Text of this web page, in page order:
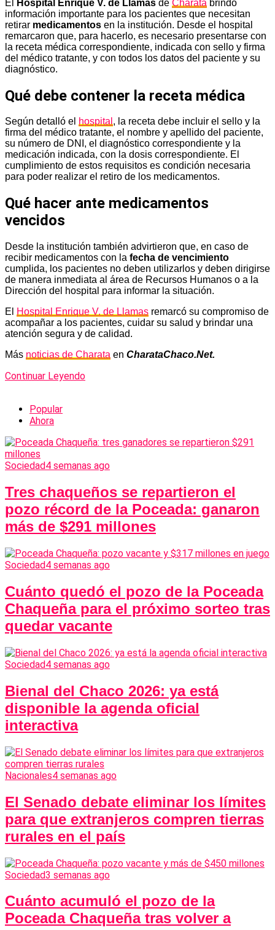
El Hospital Enrique V. de Llamas de Charata brindó
información importante para los pacientes que necesitan
retirar medicamentos en la institución. Desde el hospital
remarcaron que, para hacerlo, es necesario presentarse con
la receta médica correspondiente, indicada con sello y firma
del médico tratante, y con todos los datos del paciente y su
diagnóstico.
Qué debe contener la receta médica
Según detalló el hospital, la receta debe incluir el sello y la
firma del médico tratante, el nombre y apellido del paciente,
su número de DNI, el diagnóstico correspondiente y la
medicación indicada, con la dosis correspondiente. El
cumplimiento de estos requisitos es condición necesaria
para poder realizar el retiro de los medicamentos.
Qué hacer ante medicamentos
vencidos
Desde la institución también advirtieron que, en caso de
recibir medicamentos con la fecha de vencimiento
cumplida, los pacientes no deben utilizarlos y deben dirigirse
de manera inmediata al área de Recursos Humanos o a la
Dirección del hospital para informar la situación.
El
Hospital Enrique V. de Llamas remarcó su compromiso de
acompañar a los pacientes, cuidar su salud y brindar una
atención segura y de calidad.
Más noticias de Charata en CharataChaco.Net.
Continuar Leyendo
Popular
Ahora
Sociedad4 semanas ago
Tres chaqueños se repartieron el
pozo récord de la Poceada: ganaron
más de $291 millones
Sociedad4 semanas ago
Cuánto quedó el pozo de la Poceada
Chaqueña para el próximo sorteo tras
quedar vacante
Sociedad4 semanas ago
Bienal del Chaco 2026: ya está
disponible la agenda oficial
interactiva
Nacionales4 semanas ago
El Senado debate eliminar los límites
para que extranjeros compren tierras
rurales en el país
Sociedad3 semanas ago
Cuánto acumuló el pozo de la
Poceada Chaqueña tras volver a